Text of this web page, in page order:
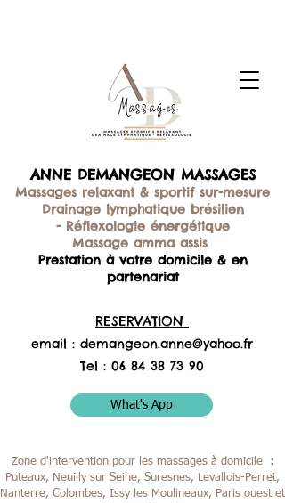
ANNE DEMANGEON MASSAGES
Massages relaxant & sportif sur-mesure
Drainage lymphatique brésilien
- Réflexologie énergétique
Massage amma assis
Prestation à votre domicile & en
partenariat
RESERVATION
email : demangeon.anne@yahoo.fr
Tel : 06 84 38 73 90
What's App
Zone d'intervention pour les massages à domicile :
Puteaux, Neuilly sur Seine, Suresnes, Levallois-Perret,
Nanterre, Colombes, Issy les Moulineaux, Paris ouest et